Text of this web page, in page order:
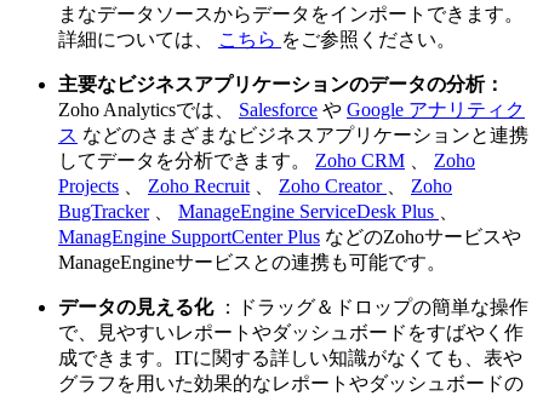
まなデータソースからデータをインポートできます。
詳細については、
こちら をご参照ください。
主要なビジネスアプリケーションのデータの分析：
Zoho Analyticsでは、 Salesforce や Google アナリティク
ス などのさまざまなビジネスアプリケーションと連携
してデータを分析できます。 Zoho CRM
Zoho
Projects
Zoho Recruit Zoho Creator
Zoho
BugTracker、 ManageEngine ServiceDesk Plus
ManagEngine SupportCenter Plus などのZohoサービスや
ManageEngineサービスとの連携も可能です。
データの見える化 ：ドラッグ＆ドロップの簡単な操作
で、見やすいレポートやダッシュボードをすばやく作
成できます。ITに関する詳しい知識がなくても、表や
グラフを用いた効果的なレポートやダッシュボードの